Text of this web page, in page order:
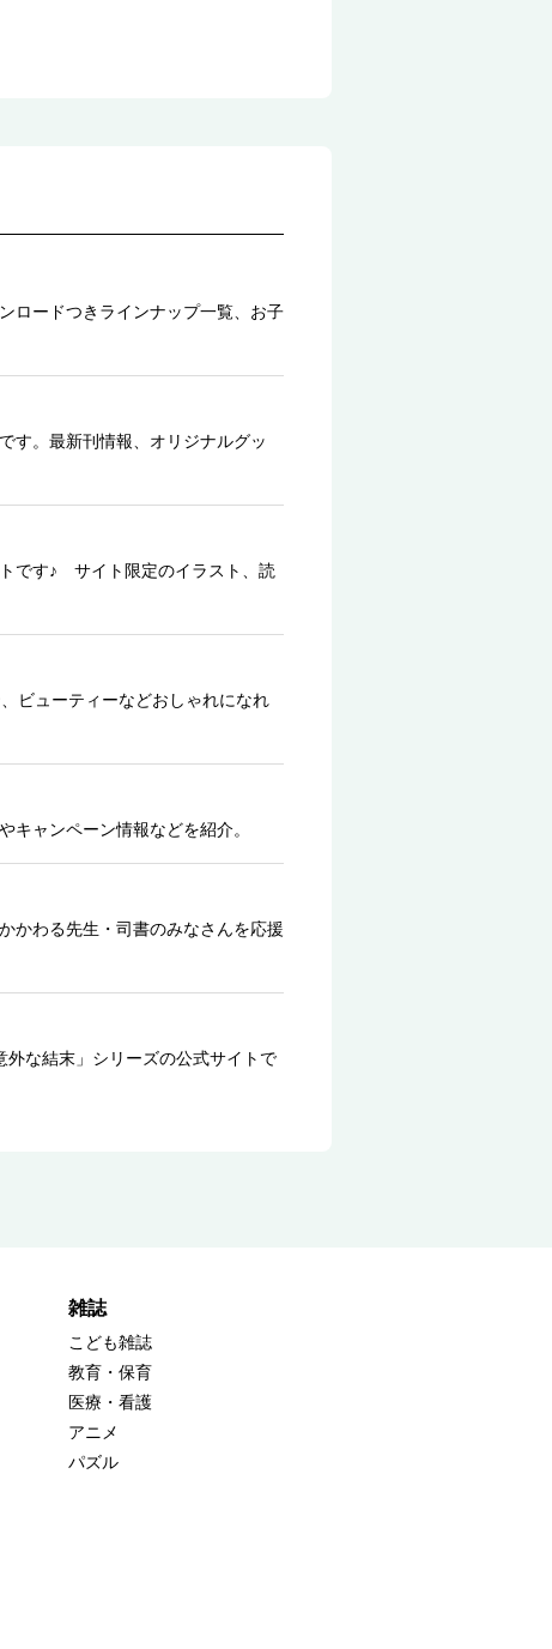
ロードつきラインナップ一覧、お子
す。最新刊情報、オリジナルグッ
です♪ サイト限定のイラスト、読
ビューティーなどおしゃれになれ
ャンペーン情報などを紹介。
かわる先生・司書のみなさんを応援
な結末」シリーズの公式サイトで
雑誌
こども雑誌
教育・保育
医療・看護
アニメ
パズル